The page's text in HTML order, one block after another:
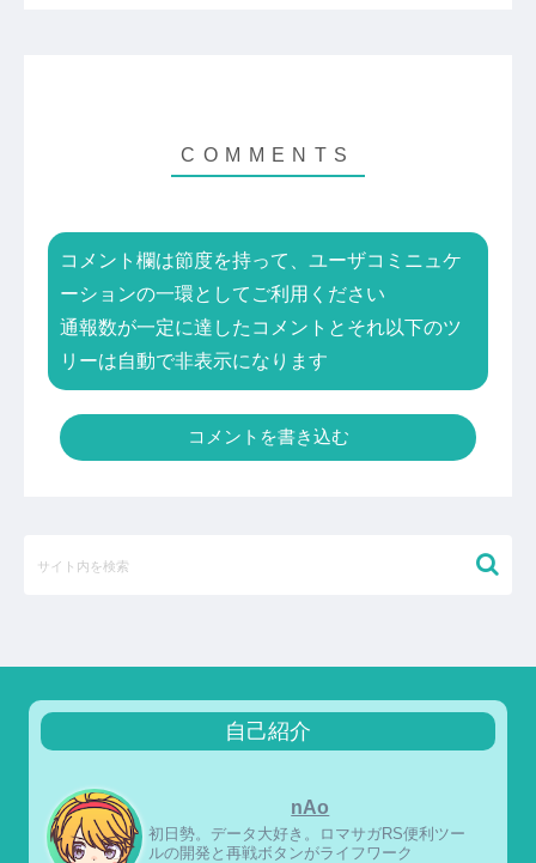
コメント欄は節度を持って、ユーザコミニュケ
ーションの一環としてご利用ください
通報数が一定に達したコメントとそれ以下のツ
リーは自動で非表示になります
コメントを書き込む
自己紹介
nAo
初日勢。データ大好き。ロマサガRS便利ツー
ルの開発と再戦ボタンがライフワーク